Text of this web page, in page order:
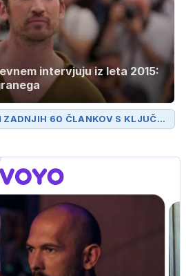
intervjuju iz leta 2015:
ZADNJIH 60 ČLANKOV S KLJUČN